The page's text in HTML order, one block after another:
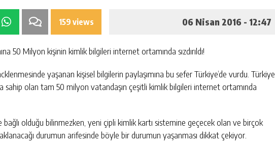
159 views 06 Nisan 2016 - 12:47
50 Milyon kişinin kimlik bilgileri internet ortamında sızdırıldı!
yaşanan kişisel bilgilerin paylaşımına bu sefer Türkiye’de vurdu. Türkiye
sahip olan tam 50 milyon vatandaşın çeşitli kimlik bilgileri internet ortamında
bağlı olduğu bilinmezken, yeni çipli kimlik kartı sistemine geçecek olan ve birçok
durumun arifesinde böyle bir durumun yaşanması dikkat çekiyor.